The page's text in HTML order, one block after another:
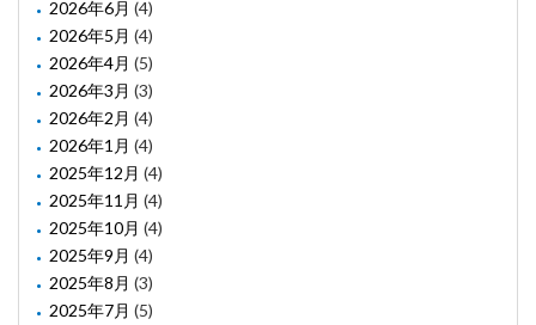
2026年6月 (4)
2026年5月 (4)
2026年4月 (5)
2026年3月 (3)
2026年2月 (4)
2026年1月 (4)
2025年12月 (4)
2025年11月 (4)
2025年10月 (4)
2025年9月 (4)
2025年8月 (3)
2025年7月 (5)